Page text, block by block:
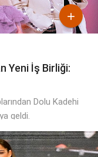

Yeni İş Birliği:
Dolu Kadehi
geldi.